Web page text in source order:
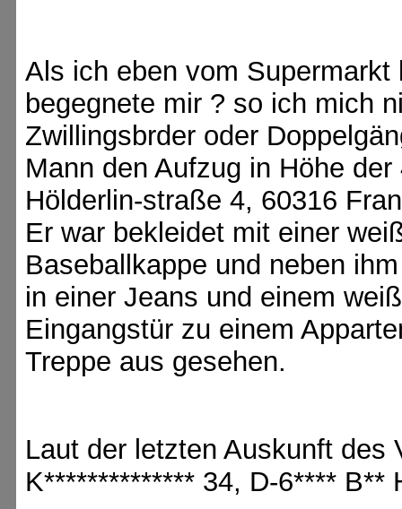
Als ich eben vom
begegnete mir ? so ich mich
Zwillingsbrder oder
Mann den Aufzug in Höhe
Hölderlin-straße 4, 60316
Er war bekleidet mit einer
Baseballkappe und neben
in einer Jeans und einem
Eingangstür zu einem
Treppe aus gesehen.
Laut der letzten Auskunft des
K************** 34, D-6**** B**